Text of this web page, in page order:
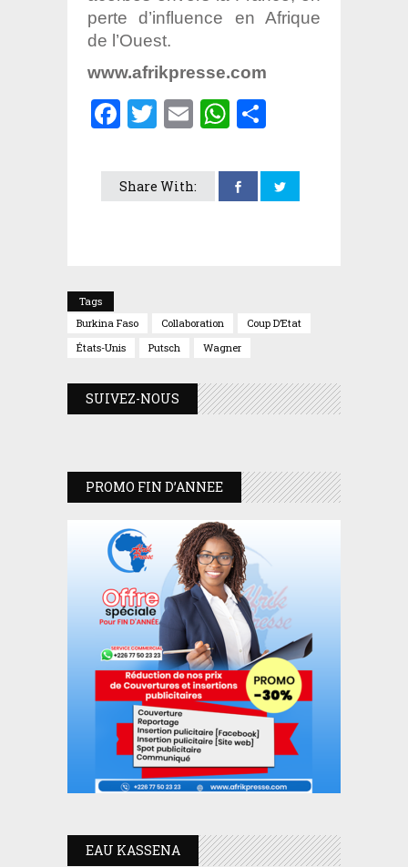
perte d’influence en Afrique
de l’Ouest.
www.afrikpresse.com
Facebook
Twitter
EmailWhatsApp
Share With:
Tags
Burkina Faso
Collaboration
Coup D’Etat
États-Unis
Putsch Wagner
SUIVEZ-NOUS
PROMO FIN D’ANNEE
EAU KASSENA